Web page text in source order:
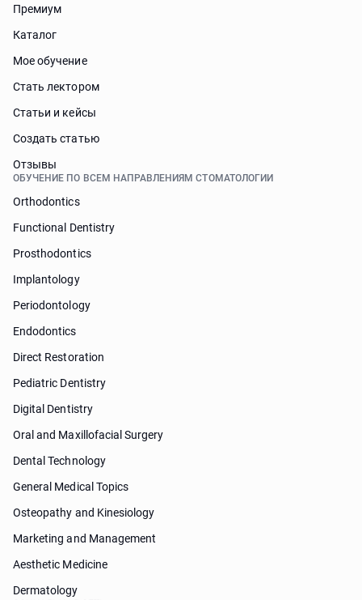
Премиум
Каталог
Мое обучение
Стать лектором
Статьи и кейсы
Cоздать статью
Отзывы
ОБУЧЕНИЕ ПО ВСЕМ НАПРАВЛЕНИЯМ СТОМАТОЛОГИИ
Orthodontics
Functional Dentistry
Prosthodontics
Implantology
Periodontology
Endodontics
Direct Restoration
Pediatric Dentistry
Digital Dentistry
Oral and Maxillofacial Surgery
Dental Technology
General Medical Topics
Osteopathy and Kinesiology
Marketing and Management
Aesthetic Medicine
Dermatology